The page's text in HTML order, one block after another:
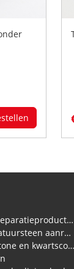
Kunststof aanrechtbladen reparatieproducten (HPL en Volkern)
Reparatieproducten voor natuursteen aanrechtblad
Reparatie van Dekton, Silestone en kwartscomposiet aanrechtbladen